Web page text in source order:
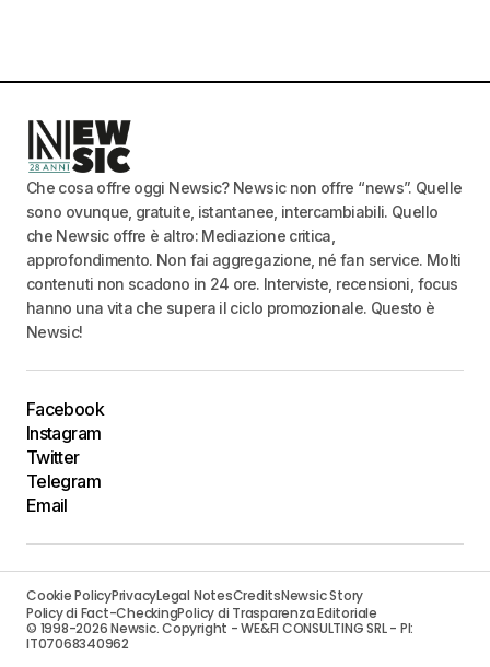
Che cosa offre oggi Newsic? Newsic non offre “news”. Quelle
sono ovunque, gratuite, istantanee, intercambiabili. Quello
che Newsic offre è altro: Mediazione critica,
approfondimento. Non fai aggregazione, né fan service. Molti
contenuti non scadono in 24 ore. Interviste, recensioni, focus
hanno una vita che supera il ciclo promozionale. Questo è
Newsic!
Facebook
Instagram
Twitter
Telegram
Email
Cookie PolicyPrivacyLegal NotesCreditsNewsic Story
Policy di Fact-CheckingPolicy di Trasparenza Editoriale
© 1998-2026 Newsic. Copyright - WE&FI CONSULTING SRL - PI:
IT07068340962